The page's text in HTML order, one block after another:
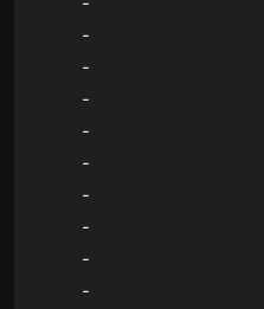
-
-
-
-
-
-
-
-
-